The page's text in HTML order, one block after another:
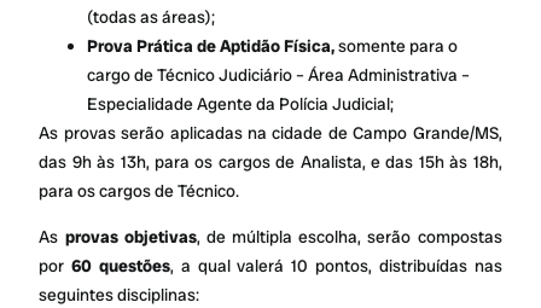
(todas as áreas);
Prova Prática de Aptidão Física,somente para o
cargo de Técnico Judiciário – Área Administrativa –
Especialidade Agente da Polícia Judicial;
As provas serão aplicadas na cidade de Campo Grande/MS,
das 9h às 13h, para os cargos de Analista, e das 15h às 18h,
para os cargos de Técnico.
As provas objetivas, de múltipla escolha, serão compostas
por60 questões, a qual valerá 10 pontos, distribuídas nas
seguintes disciplinas: